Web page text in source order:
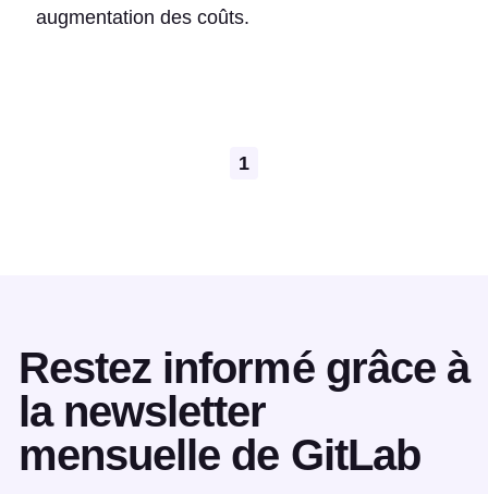
augmentation des coûts.
Pagination
1
Restez informé grâce à
la newsletter
mensuelle de GitLab